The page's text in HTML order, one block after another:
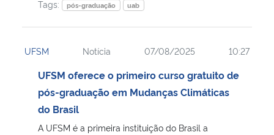
Tags:
pós-graduação uab
UFSM Notícia 07/08/2025 10:27
UFSM oferece o primeiro curso gratuito de
pós-graduação em Mudanças Climáticas
do Brasil
A UFSM é a primeira instituição do Brasil a